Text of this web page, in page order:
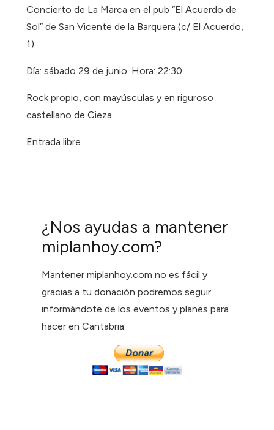
Concierto de La Marca en el pub “El Acuerdo de
Sol” de San Vicente de la Barquera (c/ El Acuerdo,
1).
Día: sábado 29 de junio. Hora: 22:30.
Rock propio, con mayúsculas y en riguroso
castellano de Cieza.
Entrada libre.
¿Nos ayudas a mantener
miplanhoy.com?
Mantener miplanhoy.com no es fácil y
gracias a tu donación podremos seguir
informándote de los eventos y planes para
hacer en Cantabria.